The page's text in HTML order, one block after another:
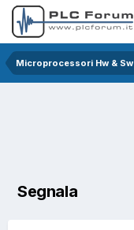
Microprocessori Hw & Sw
Segnala